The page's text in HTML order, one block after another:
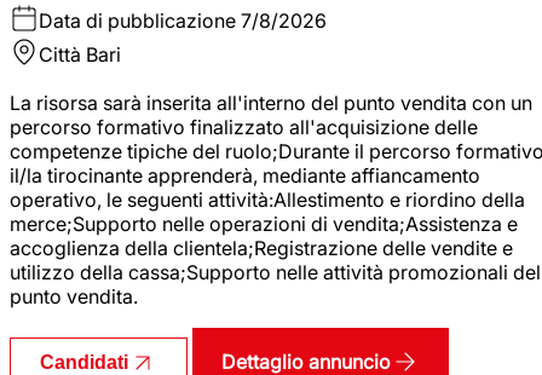
Data di pubblicazione 7/8/2026
Città Bari
La risorsa sarà inserita all'interno del punto vendita con un
percorso formativo finalizzato all'acquisizione delle
competenze tipiche del ruolo;Durante il percorso
il/la tirocinante apprenderà, mediante affiancamento
operativo, le seguenti attività:Allestimento e riordino della
merce;Supporto nelle operazioni di vendita;Assistenza e
accoglienza della clientela;Registrazione delle vendite e
utilizzo della cassa;Supporto nelle attività promozionali del
punto vendita.
Candidati Dettaglio annuncio